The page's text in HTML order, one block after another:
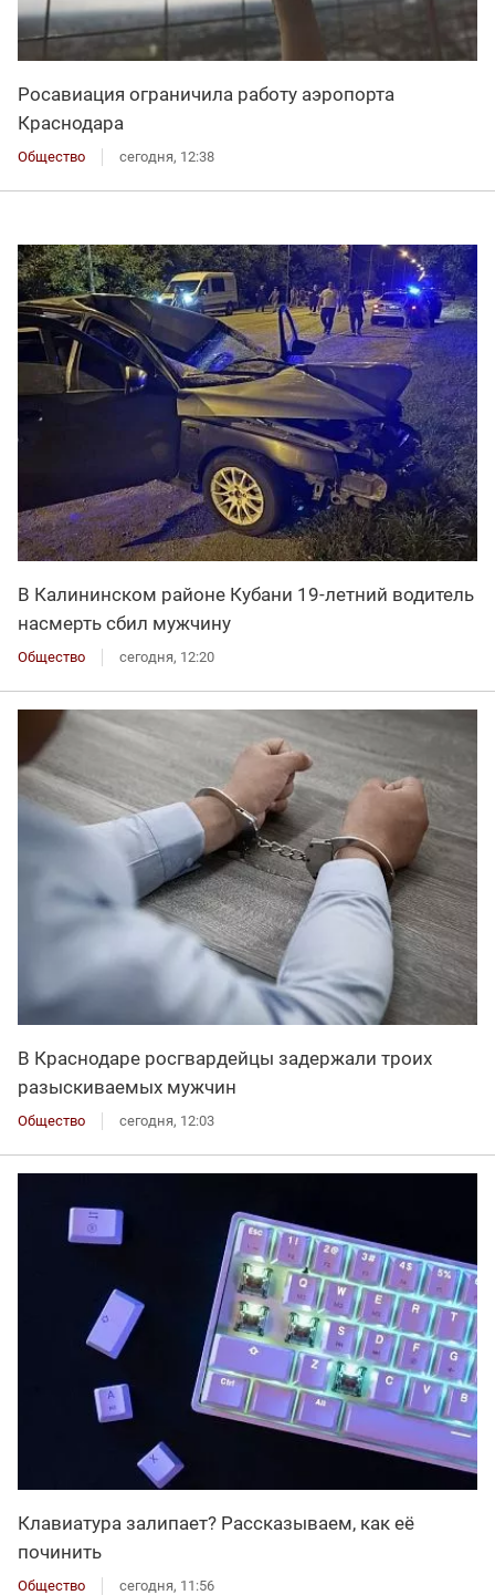
Росавиация ограничила работу аэропорта
Краснодара
Общество сегодня, 12:38
В Калининском районе Кубани 19-летний водитель
насмерть сбил мужчину
Общество сегодня, 12:20
В Краснодаре росгвардейцы задержали троих
разыскиваемых мужчин
Общество сегодня, 12:03
Клавиатура залипает? Рассказываем, как её
починить
Общество сегодня, 11:56